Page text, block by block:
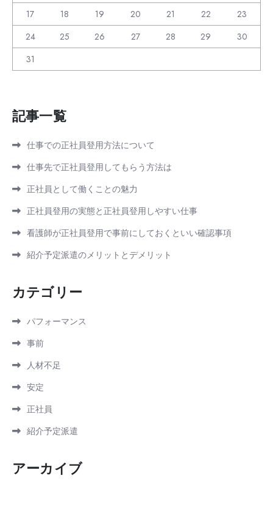
17
18 19 20 21 22
23
24
25 26 27 28 29
30
31
記事一覧
仕事での正社員登用方法について
仕事先で正社員登用してもらう方法は
正社員として働くことの魅力
正社員登用の実態と正社員登用しやすい仕事
看護師が正社員登用で事前にしておくといい確認事項
紹介予定派遣のメリットとデメリット
カテゴリー
パフォーマンス
事前
人材不足
安定
正社員
紹介予定派遣
アーカイブ